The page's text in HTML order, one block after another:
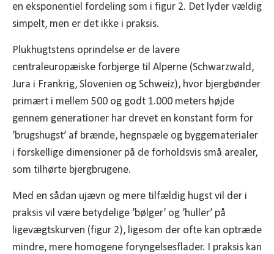
en eksponentiel fordeling som i figur 2. Det lyder vældig
simpelt, men er det ikke i praksis.
Plukhugtstens oprindelse er de lavere
centraleuropæiske forbjerge til Alperne (Schwarzwald,
Jura i Frankrig, Slovenien og Schweiz), hvor bjergbønder
primært i mellem 500 og godt 1.000 meters højde
gennem generationer har drevet en konstant form for
’brugshugst’ af brænde, hegnspæle og byggematerialer
i forskellige dimensioner på de forholdsvis små arealer,
som tilhørte bjergbrugene.
Med en sådan ujævn og mere tilfældig hugst vil der i
praksis vil være betydelige ’bølger’ og ’huller’ på
ligevægtskurven (figur 2), ligesom der ofte kan optræde
mindre, mere homogene foryngelsesflader. I praksis kan